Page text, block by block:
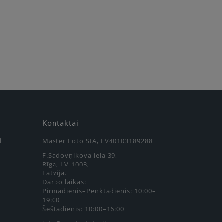
Kontaktai
Master Foto SIA, LV40103189288
F.Sadovņikova iela 39,
Rīga, LV-1003,
Latvija.
Darbo laikas:
Pirmadienis–Penktadienis: 10:00–
19:00
Šeštadienis: 10:00–16:00